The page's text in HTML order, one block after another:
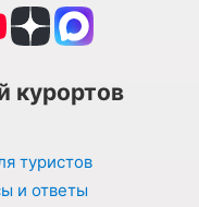
курортов
туристов
и ответы